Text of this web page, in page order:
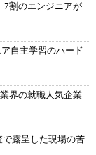
7割のエンジニアが
自主学習のハード
界の就職人気企業
露呈した現場の苦